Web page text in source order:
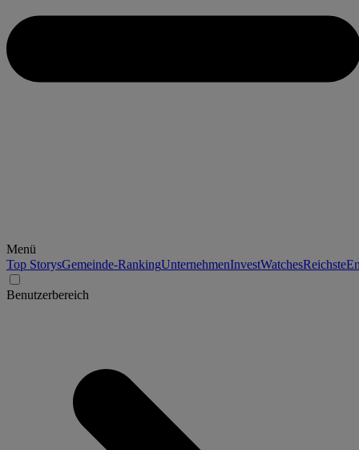
Menü
Top StorysGemeinde-RankingUnternehmenInvestWatchesReichste
Benutzerbereich